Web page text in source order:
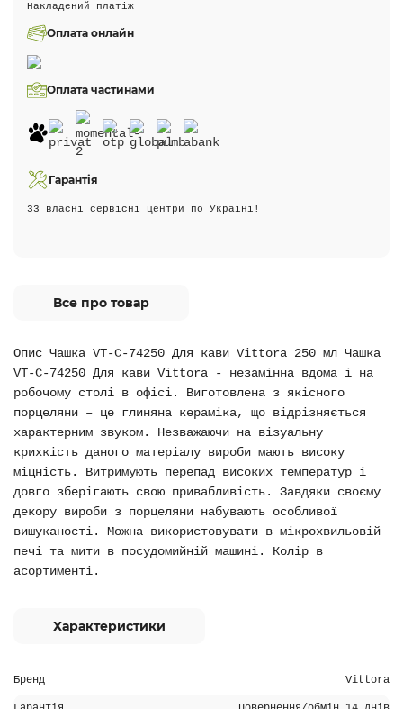
Накладений платіж
Оплата онлайн
Оплата частинами
Гарантія
33 власні сервісні центри по Україні!
Все про товар
Опис Чашка VT-C-74250 Для кави Vittora 250 мл Чашка
VT-C-74250 Для кави Vittora - незамінна вдома і на
робочому столі в офісі. Виготовлена з якісного
порцеляни – це глиняна кераміка, що відрізняється
характерним звуком. Незважаючи на візуальну
крихкість даного матеріалу вироби мають високу
міцність. Витримують перепад високих температур і
довго зберігають свою привабливість. Завдяки своєму
декору вироби з порцеляни набувають особливої
вишуканості. Можна використовувати в мікрохвильовій
печі та мити в посудомийній машині. Колір в
асортименті.
Характеристики
Бренд Vittora